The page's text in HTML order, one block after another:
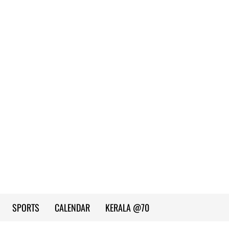
SPORTS CALENDAR KERALA @70